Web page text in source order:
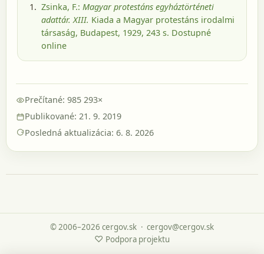
Zsinka, F.: Magyar protestáns egyháztörténeti
adattár. XIII. Kiada a Magyar protestáns irodalmi
társaság, Budapest, 1929, 243 s. Dostupné
online
Prečítané: 985 293×
Publikované: 21. 9. 2019
Posledná aktualizácia: 6. 8. 2026
© 2006–2026 cergov.sk
♡ Podpora projektu
· cergov@cergov.sk